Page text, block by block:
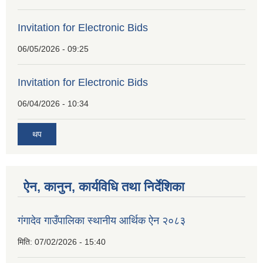
Invitation for Electronic Bids
06/05/2026 - 09:25
Invitation for Electronic Bids
06/04/2026 - 10:34
थप
ऐन, कानुन, कार्यविधि तथा निर्देशिका
गंगादेव गाउँपालिका स्थानीय आर्थिक ऐन २०८३
मिति: 07/02/2026 - 15:40